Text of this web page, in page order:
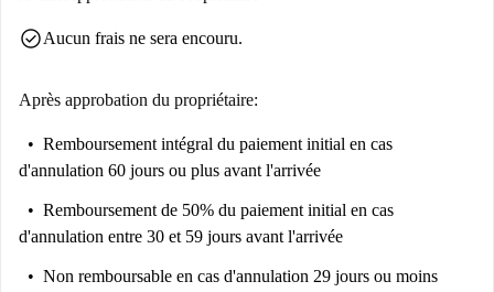
check_circleAucun frais ne sera encouru.
Après approbation du propriétaire:
Remboursement intégral du paiement initial en cas
d'annulation 60 jours ou plus avant l'arrivée
Remboursement de 50% du paiement initial en cas
d'annulation entre 30 et 59 jours avant l'arrivée
Non remboursable en cas d'annulation 29 jours ou moins